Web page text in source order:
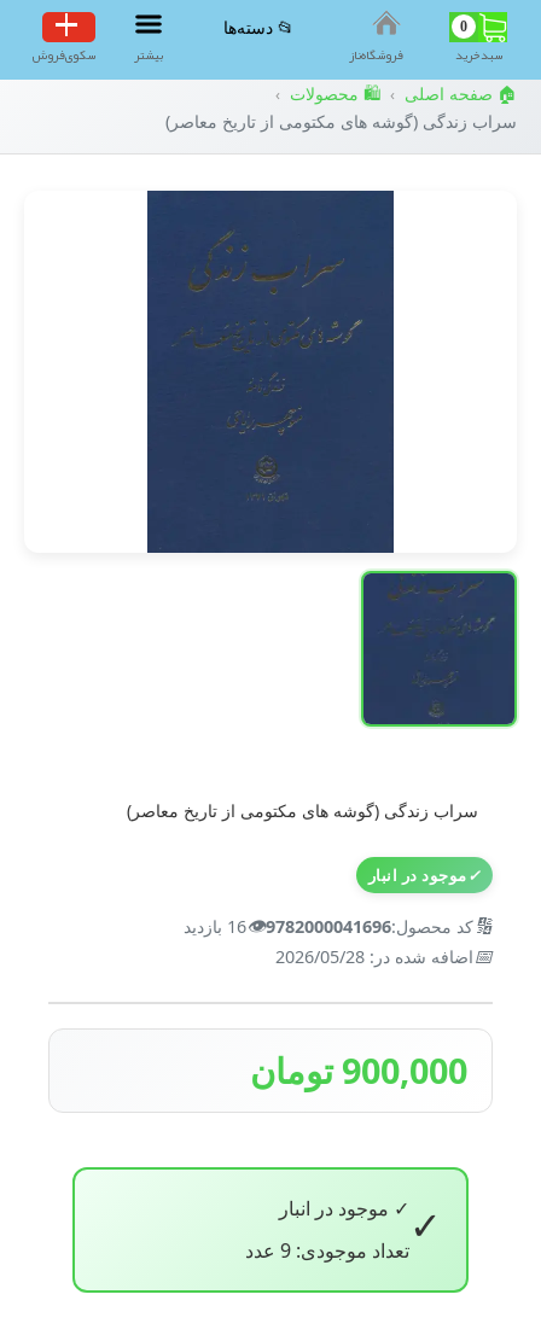
0
سبد‌خرید فروشگاه‌ناز
📂 دسته‌ها
بیشتر سکوی‌فروش
🏠 صفحه اصلی › 🛍️ محصولات ›
سراب زندگی (گوشه های مکتومی از تاریخ معاصر)
سراب زندگی (گوشه های مکتومی از تاریخ معاصر)
✓موجود در انبار
🔢کد محصول:9782000041696
👁️16 بازدید
📅اضافه شده در: 2026/05/28
900,000 تومان
✓ ✓ موجود در انبار
تعداد موجودی: 9 عدد